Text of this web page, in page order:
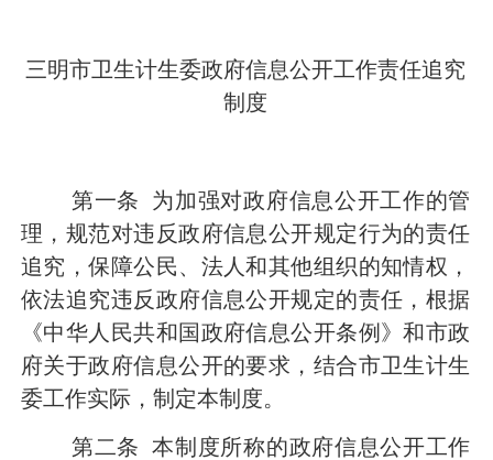
三明市卫生计生委政府信息公开工作责任追究
制度
第一条
为加强对政府信息公开工作的管
理，规范对违反政府信息公开规定行为的责任
追究，保障公民、法人和其他组织的知情权，
依法追究违反政府信息公开规定的责任，根据
《中华人民共和国政府信息公开条例》和市政
府关于政府信息公开的要求，结合市卫生计生
委工作实际，制定本制度。
第二条
本制度所称的政府信息公开工作